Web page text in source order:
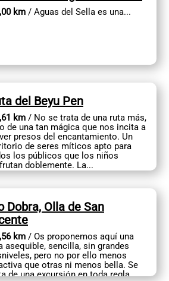
km / Aguas del Sella es una...
del Beyu Pen
km / No se trata de una ruta más,
de una tan mágica que nos incita a
presos del encantamiento. Un
de seres míticos apto para
los públicos que los niños
doblemente. La...
Dobra, Olla de San
km / Os proponemos aquí una
asequible, sencilla, sin grandes
pero no por ello menos
que otras ni menos bella. Se
de una excursión en toda regla,